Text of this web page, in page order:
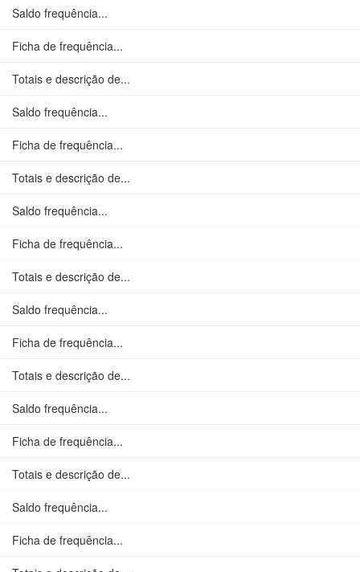
Saldo frequência...
Ficha de frequência...
Totais e descrição de...
Saldo frequência...
Ficha de frequência...
Totais e descrição de...
Saldo frequência...
Ficha de frequência...
Totais e descrição de...
Saldo frequência...
Ficha de frequência...
Totais e descrição de...
Saldo frequência...
Ficha de frequência...
Totais e descrição de...
Saldo frequência...
Ficha de frequência...